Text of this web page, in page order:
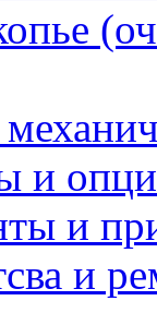
и
и
и